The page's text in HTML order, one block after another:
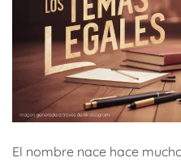
El nombre nace hace